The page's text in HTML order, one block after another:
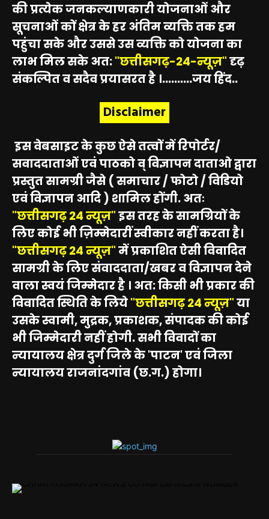
की प्रत्येक जनकल्याणकारी योजनाओं और
सूचनाओं कों क्षेत्र के हर अंतिम व्यक्ति तक हम
पहुंचा सके और उससे उस व्यक्ति को योजना का
लाभ मिल सके अत:"छत्तीसगढ़-24-न्यूज़"दृढ़
संकल्पित व सदैव प्रयासरत है ।..........जय हिंद..
Disclaimer
इस वेबसाइट के कुछ ऐसे तत्वों में रिपोर्टर/
सवाददाताओं एवं पाठको व् विज्ञापन दाताओ द्वारा
प्रस्तुत सामग्री जैसे ( समाचार / फोटो / विडियो
एवं विज्ञापन आदि ) शामिल होंगी. अतः
"छत्तीसगढ़ 24 न्यूज़"इस तरह के सामग्रियों के
लिए कोई भी ज़िम्मेदारीं स्वीकार नहीं करता है।
"छत्तीसगढ़ 24 न्यूज़"में प्रकाशित ऐसी विवादित
सामग्री के लिए संवाददाता/खबर व विज्ञापन देने
वाला स्वयं जिम्मेदार है । अत: किसी भी प्रकार की
विवादित स्थिति के लिये"छत्तीसगढ़ 24 न्यूज़"या
उसके स्वामी, मुद्रक, प्रकाशक, संपादक की कोई
भी जिम्मेदारी नहीं होगी. सभी विवादों का
न्यायालय क्षेत्र दुर्ग जिले के 'पाटन' एवं जिला
न्यायालय राजनांदगांव (छ.ग.) होगा।